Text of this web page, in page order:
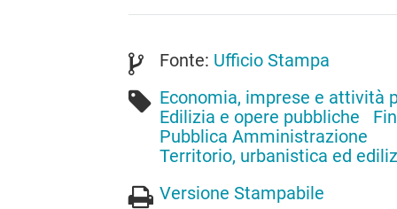
Fonte: Ufficio Stampa
Economia, imprese e attività
Edilizia e opere pubbliche
Pubblica Amministrazione
Territorio, urbanistica ed
Versione Stampabile